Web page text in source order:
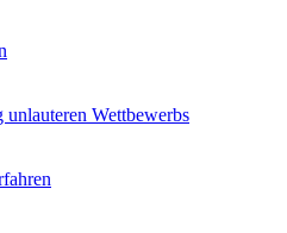
Wettbewerbs